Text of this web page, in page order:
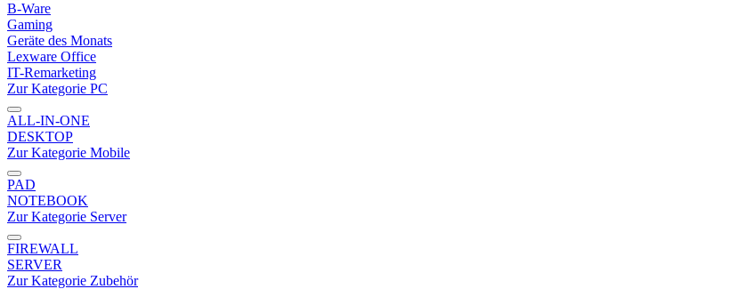
B-Ware
Gaming
Geräte des Monats
Lexware Office
IT-Remarketing
Zur Kategorie PC
ALL-IN-ONE
DESKTOP
Zur Kategorie Mobile
PAD
NOTEBOOK
Zur Kategorie Server
FIREWALL
SERVER
Zur Kategorie Zubehör